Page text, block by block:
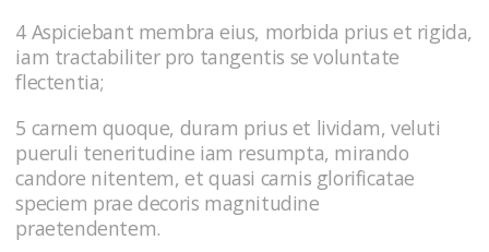
4 Aspiciebant membra eius, morbida prius et rigida,
iam tractabiliter pro tangentis se voluntate
flectentia;
5 carnem quoque, duram prius et lividam, veluti
pueruli teneritudine iam resumpta, mirando
candore nitentem, et quasi carnis glorificatae
speciem prae decoris magnitudine
praetendentem.